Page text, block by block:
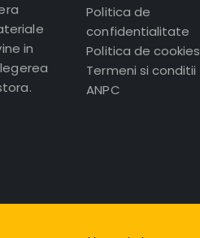
in
Politica de
confidentialitate
Politica de cookies
Termeni si conditii
ANPC